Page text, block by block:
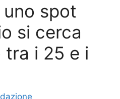
spot
si cerca
tra i 25 e i